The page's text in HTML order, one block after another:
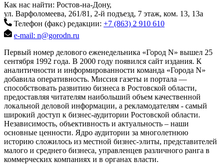
Как нас найти: Ростов-на-Дону,
ул. Варфоломеева, 261/81, 2-й подъезд, 7 этаж, ком. 13, 13а
Телефон (факс) редакции: +7 (863) 2 910 610
e-mail: n@gorodn.ru
Первый номер делового еженедельника «Город N» вышел 25
сентября 1992 года. В 2000 году появился сайт издания. К
аналитичности и информированности команда «Города N»
добавила оперативность. Миссия газеты и портала —
способствовать развитию бизнеса в Ростовской области,
предоставляя читателям наибольший объем качественной
локальной деловой информации, а рекламодателям - самый
широкий доступ к бизнес-аудитории Ростовской области.
Независимость, объективность и актуальность – наши
основные ценности. Ядро аудитории за многолетнюю
историю сложилось из местной бизнес-элиты, представителей
малого и среднего бизнеса, управленцев различного ранга в
коммерческих компаниях и в органах власти.